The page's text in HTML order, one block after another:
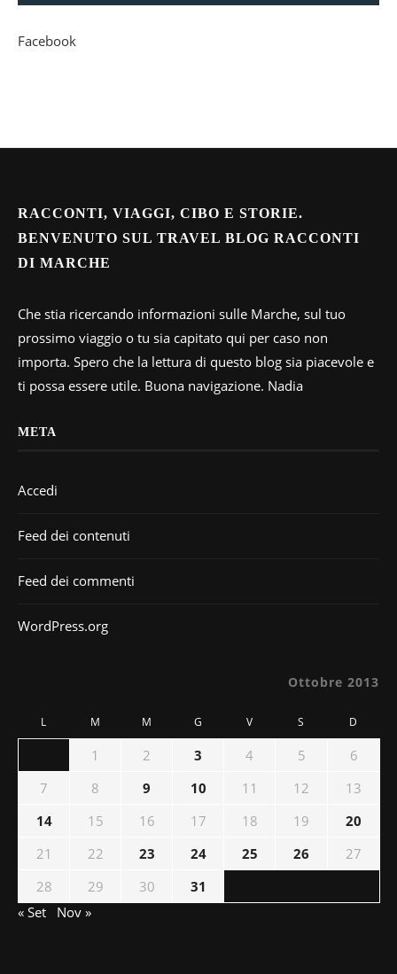
Facebook
RACCONTI, VIAGGI, CIBO E STORIE.
BENVENUTO SUL TRAVEL BLOG RACCONTI
DI MARCHE
Che stia ricercando informazioni sulle Marche, sul tuo
prossimo viaggio o tu sia capitato qui per caso non
importa. Spero che la lettura di questo blog sia piacevole e
ti possa essere utile. Buona navigazione. Nadia
META
Accedi
Feed dei contenuti
Feed dei commenti
WordPress.org
Ottobre 2013
L M M G V S D
1 2 3 4 5
6
7
8 9 10 11 12
13
14
15 16 17 18 19
20
21
22 23 24 25 26
27
28
29 30
31
« Set
Nov »